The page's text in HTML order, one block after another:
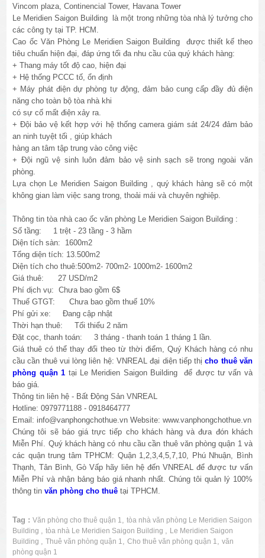
Vincom plaza, Continencial Tower, Havana Tower
Le Meridien Saigon Building là một trong những tòa nhà lý tưởng cho
các công ty tại TP. HCM.
Cao ốc Văn Phòng Le Meridien Saigon Building được thiết kế theo
tiêu chuẩn hiện đại, đáp ứng tối đa nhu cầu của quý khách hàng:
+ Thang máy tốt độ cao, hiện đại
+ Hệ thống PCCC tố, ổn định
+ Máy phát điện dự phòng tự động, đảm bảo cung cấp đầy đủ điện
năng cho toàn bộ tòa nhà khi
có sự cố mất điện xảy ra.
+ Đội bảo vệ kết hợp với hệ thống camera giám sát 24/24 đảm bảo
an ninh tuyệt tối , giúp khách
hàng an tâm tập trung vào công việc
+ Đội ngũ vệ sinh luôn đảm bảo vệ sinh sạch sẽ trong ngoài văn
phòng.
Lựa chọn Le Meridien Saigon Building , quý khách hàng sẽ có một
không gian làm việc sang trong, thoải mái và chuyên nghiệp.
Thông tin tòa nhà cao ốc văn phòng Le Meridien Saigon Building :
Số tầng: 1 trệt - 23 tầng - 3 hầm
Diện tích sàn: 1600m2
Tổng diện tích: 13.500m2
Diện tích cho thuê:500m2- 700m2- 1000m2- 1600m2
Giá thuê: 27 USD/m2
Phí dịch vụ: Chưa bao gồm 6$
Thuế GTGT: Chưa bao gồm thuế 10%
Phí gửi xe: Đang cập nhật
Thời hạn thuê: Tối thiểu 2 năm
Đặt cọc, thanh toán: 3 tháng - thanh toán 1 tháng 1 lần.
Giá thuê có thể thay đổi theo từ thời điểm, Quý Khách hàng có nhu
cầu cần thuê vui lòng liên hệ: VNREAL đại diện tiếp thịcho thuê văn
phòng quận 1 tại Le Meridien Saigon Building để được tư vấn và
báo giá.
Thông tin liên hệ - Bất Động Sản VNREAL
Hotline: 0979771188 - 0918464777
Email: info@vanphongchothue.vn Website: www.vanphongchothue.vn
Chúng tôi sẽ báo giá trực tiếp cho khách hàng và đưa đón khách
Miễn Phí. Quý khách hàng có nhu cầu cần thuê văn phòng quận 1 và
các quận trung tâm TPHCM: Quận 1,2,3,4,5,7,10, Phú Nhuận, Bình
Thạnh, Tân Bình, Gò Vấp hãy liên hệ đến VNREAL để được tư vấn
Miễn Phí và nhận bảng báo giá nhanh nhất. Chúng tôi quản lý 100%
thông tinvăn phòng cho thuê tại TPHCM.
Tag : Văn phòng cho thuê quận 1,tòa nhà văn phòng Le Meridien Saigon
Building ,tòa nhà Le Meridien Saigon Building , Le Meridien Saigon
Building ,Thuê văn phòng quận 1,Cho thuê văn phòng quận 1,văn
phòng quận 1